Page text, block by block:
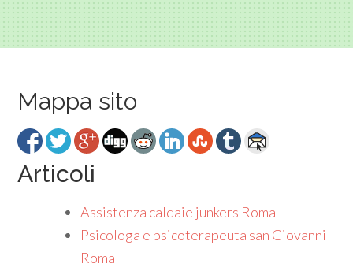
Mappa sito
Articoli
Assistenza caldaie junkers Roma
Psicologa e psicoterapeuta san Giovanni
Roma